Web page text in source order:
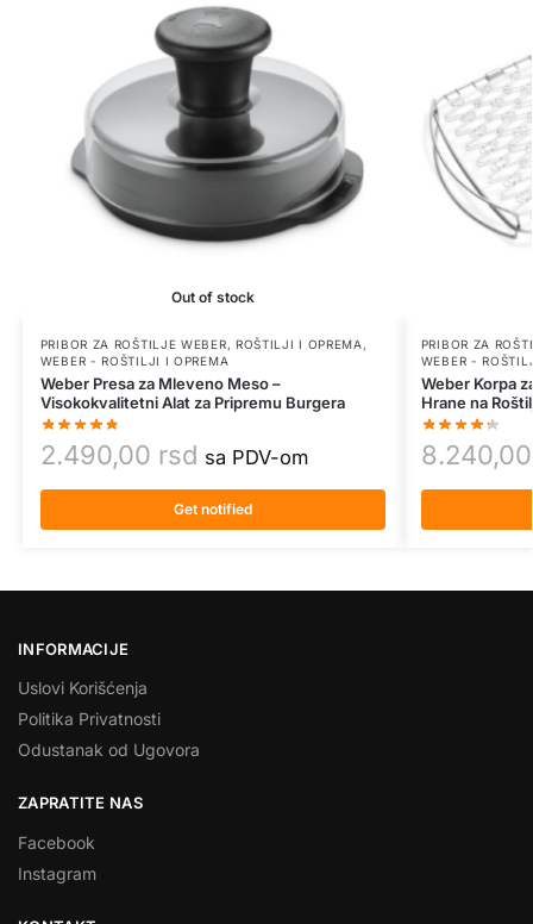
Out of stock
PRIBOR ZA ROŠTILJE WEBER, ROŠTILJI I OPREMA ,
WEBER - ROŠTILJI I OPREMA
Weber Presa za Mleveno Meso –
Visokokvalitetni Alat za Pripremu Burgera
2.490,00 rsd sa PDV-om
Get notified
PRIBOR ZA
WEBER -
Weber Korpa
Hrane na
INFORMACIJE
Uslovi Korišćenja
Politika Privatnosti
Odustanak od Ugovora
ZAPRATITE NAS
Facebook
Instagram